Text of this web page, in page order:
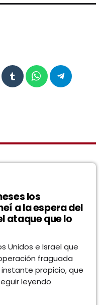
los
a la espera del
ataque que lo
Unidos e Israel que
fraguada
propicio, que
leyendo